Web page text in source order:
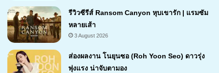
7.1
รีวิวซีรีส์ Ransom Canyon หุบเขารัก | แรมซัม
หลายเส้า
3 August 2026
ส่องผลงาน โนยุนซอ (Roh Yoon Seo) ดาวรุ่ง
พุ่งแรง น่าจับตามอง